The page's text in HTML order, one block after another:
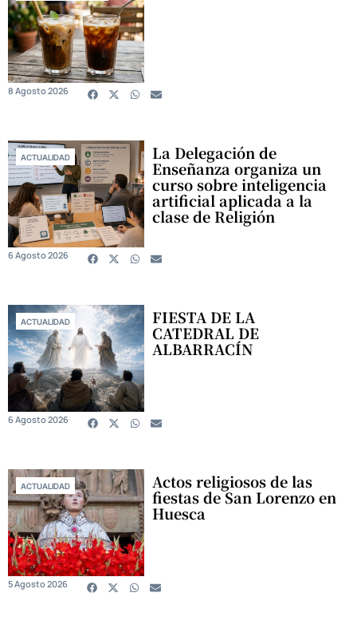
8 Agosto 2026
ACTUALIDAD La Delegación de
Enseñanza organiza un
curso sobre inteligencia
artificial aplicada a la
clase de Religión
6 Agosto 2026
ACTUALIDAD FIESTA DE LA
CATEDRAL DE
ALBARRACÍN
6 Agosto 2026
ACTUALIDAD Actos religiosos de las
fiestas de San Lorenzo en
Huesca
5 Agosto 2026